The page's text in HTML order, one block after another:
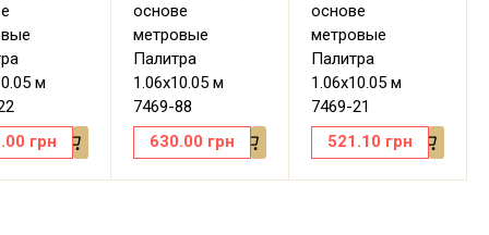
м
грн
основе
метровые
Палитра
1.06х10.05 м
7469-88
630.00 грн
основе
метровые
Палитра
1.06х10.05 м
7469-21
521.10 грн